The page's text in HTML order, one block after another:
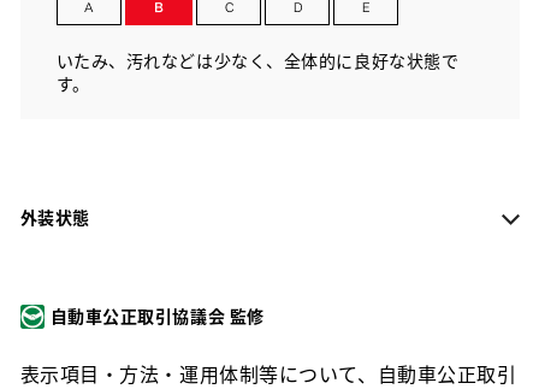
いたみ、汚れなどは少なく、全体的に良好な状態で
す。
外装状態
自動車公正取引協議会 監修
表示項目・方法・運用体制等について、自動車公正取引